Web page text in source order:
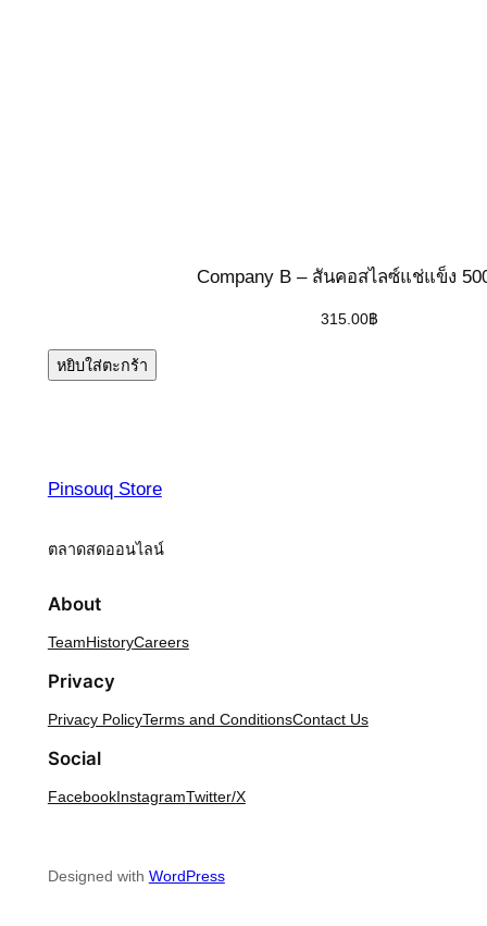
Company B – สันคอสไลซ์แช่แข็ง
315.00฿
หยิบใส่ตะกร้า
Pinsouq Store
ตลาดสดออนไลน์
About
TeamHistoryCareers
Privacy
Privacy PolicyTerms and ConditionsContact Us
Social
FacebookInstagramTwitter/X
Designed with WordPress